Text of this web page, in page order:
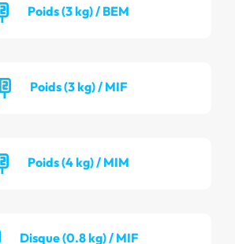
Poids (3 kg) / BEM
Poids (3 kg) / MIF
Poids (4 kg) / MIM
Disque (0.8 kg) / MIF